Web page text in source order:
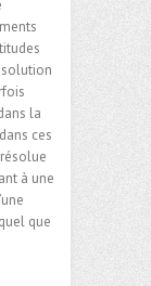
la
ces
à une
que